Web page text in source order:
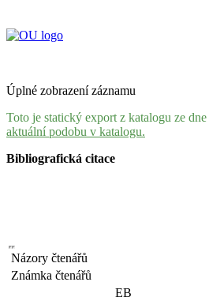
Úplné zobrazení záznamu
Toto je statický export z katalogu ze
aktuální podobu v katalogu.
Bibliografická citace
Názory čtenářů
Známka čtenářů
EB